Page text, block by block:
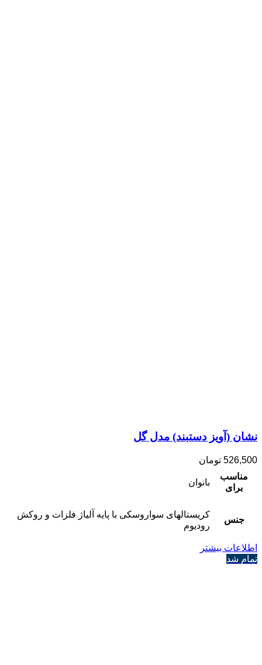
نشان (آویز دستبند) مدل گل
526,500 تومان
مناسب
برای
بانوان
جنس
کریستالهای سواروسکی با پایه آلیاژ فلزات و روکش
رودیوم
اطلاعات بیشتر
تمام شد